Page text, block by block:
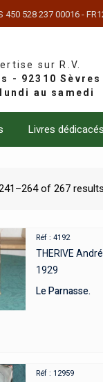
450 528 237 00016 -
sur R.V.
Livres dédicacés
of 267 results
Réf : 4192
THERIVE André
1929
Le Parnasse.
Réf : 12959